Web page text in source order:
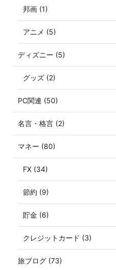
邦画 (1)
アニメ (5)
ディズニー (5)
グッズ (2)
PC関連 (50)
名言・格言 (2)
マネー (80)
FX (34)
節約 (9)
貯金 (6)
クレジットカード (3)
旅ブログ (73)